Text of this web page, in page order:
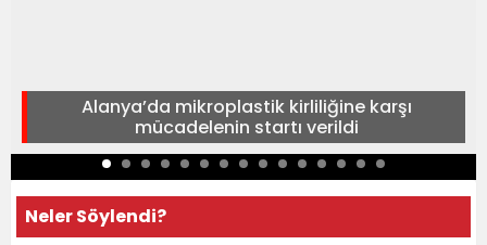
Alanya’da mikroplastik kirliliğine karşı
mücadelenin startı verildi
Neler Söylendi?